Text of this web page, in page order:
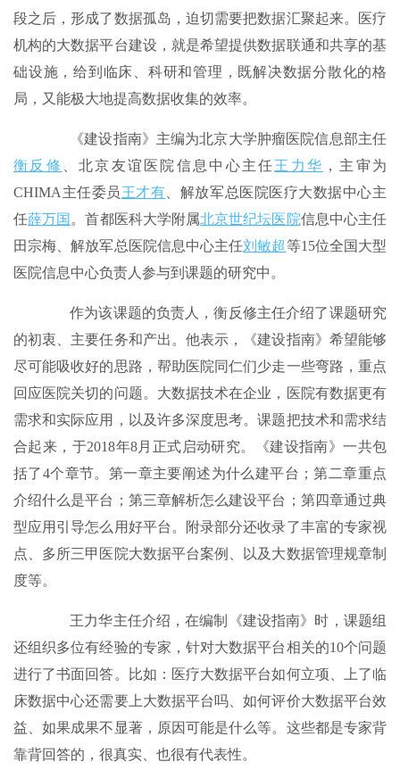
段之后，形成了数据孤岛，迫切需要把数据汇聚起来。医疗
机构的大数据平台建设，就是希望提供数据联通和共享的基
础设施，给到临床、科研和管理，既解决数据分散化的格
局，又能极大地提高数据收集的效率。
《建设指南》主编为北京大学肿瘤医院信息部主任
衡反修
、北京友谊医院信息中心主任王力华 ，主审为
CHIMA主任委员 王才有 、解放军总医院医疗大数据中心主
任薛万国 。首都医科大学附属北京世纪坛医院信息中心主任
田宗梅、解放军总医院信息中心主任刘敏超 等15位全国大型
医院信息中心负责人参与到课题的研究中。
作为该课题的负责人，衡反修主任介绍了课题研究
的初衷、主要任务和产出。他表示，《建设指南》希望能够
尽可能吸收好的思路，帮助医院同仁们少走一些弯路，重点
回应医院关切的问题。大数据技术在企业，医院有数据更有
需求和实际应用，以及许多深度思考。课题把技术和需求结
合起来，于2018年8月正式启动研究。《建设指南》一共包
括了4个章节。第一章主要阐述为什么建平台；第二章重点
介绍什么是平台；第三章解析怎么建设平台；第四章通过典
型应用引导怎么用好平台。附录部分还收录了丰富的专家视
点、多所三甲医院大数据平台案例、以及大数据管理规章制
度等。
王力华主任介绍，在编制《建设指南》时，课题组
还组织多位有经验的专家，针对大数据平台相关的10个问题
进行了书面回答。比如：医疗大数据平台如何立项、上了临
床数据中心还需要上大数据平台吗、如何评价大数据平台效
益、如果成果不显著，原因可能是什么等。这些都是专家背
靠背回答的，很真实、也很有代表性。